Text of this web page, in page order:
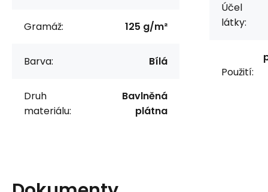
Gramáž: 125 g/m²
Barva: Bílá
Druh
materiálu:
Bavlněná
plátna
Účel
látky:
Použití: